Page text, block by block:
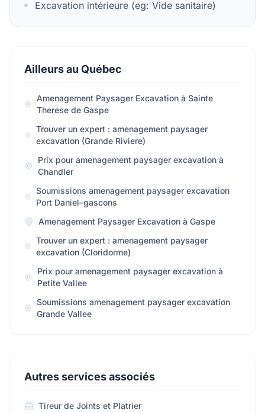
Excavation intérieure (eg: Vide sanitaire)
Ailleurs au Québec
Amenagement Paysager Excavation à Sainte
Therese de Gaspe
Trouver un expert : amenagement paysager
excavation (Grande Riviere)
Prix pour amenagement paysager excavation à
Chandler
Soumissions amenagement paysager excavation
Port Daniel–gascons
Amenagement Paysager Excavation à Gaspe
Trouver un expert : amenagement paysager
excavation (Cloridorme)
Prix pour amenagement paysager excavation à
Petite Vallee
Soumissions amenagement paysager excavation
Grande Vallee
Autres services associés
Tireur de Joints et Platrier